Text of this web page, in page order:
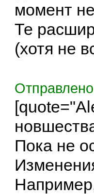
момент
Те
(хотя не
Пока не